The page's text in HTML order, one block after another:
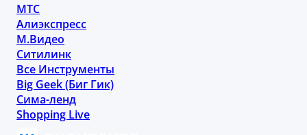
МТС
Алиэкспресс
М.Видео
Ситилинк
Все Инструменты
Big Geek (Биг Гик)
Сима-ленд
Shopping Live